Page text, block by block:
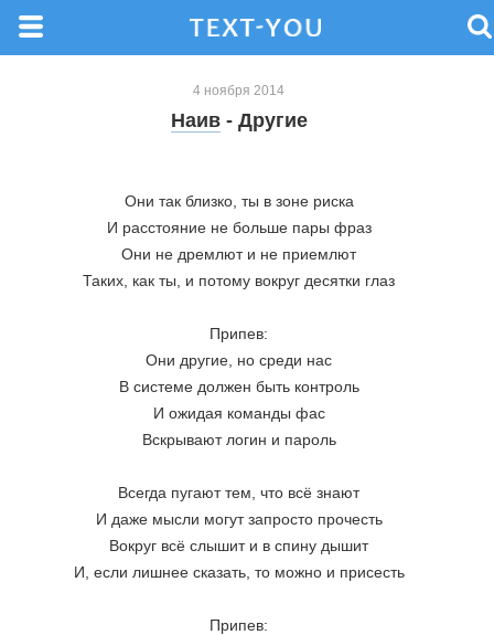
4 ноября 2014
Наив- Другие
Они так близко, ты в зоне риска
И расстояние не больше пары фраз
Они не дремлют и не приемлют
Таких, как ты, и потому вокруг десятки глаз
Припев:
Они другие, но среди нас
В системе должен быть контроль
И ожидая команды фас
Вскрывают логин и пароль
Всегда пугают тем, что всё знают
И даже мысли могут запросто прочесть
Вокруг всё слышит и в спину дышит
И, если лишнее сказать, то можно и присесть
Припев: